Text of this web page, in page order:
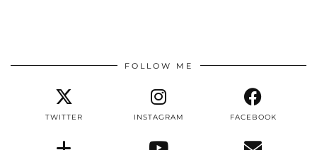
FOLLOW ME
TWITTER INSTAGRAM FACEBOOK